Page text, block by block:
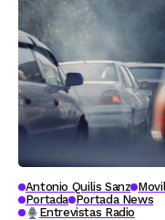
Antonio Quilis Sanz
Portada Portada News
Entrevistas Radio